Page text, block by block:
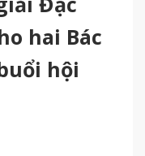
hai Bác
hội